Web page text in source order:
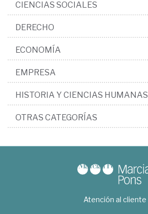
CIENCIAS SOCIALES
DERECHO
ECONOMÍA
EMPRESA
HISTORIA Y CIENCIAS HUMANAS
OTRAS CATEGORÍAS
Atención al cliente